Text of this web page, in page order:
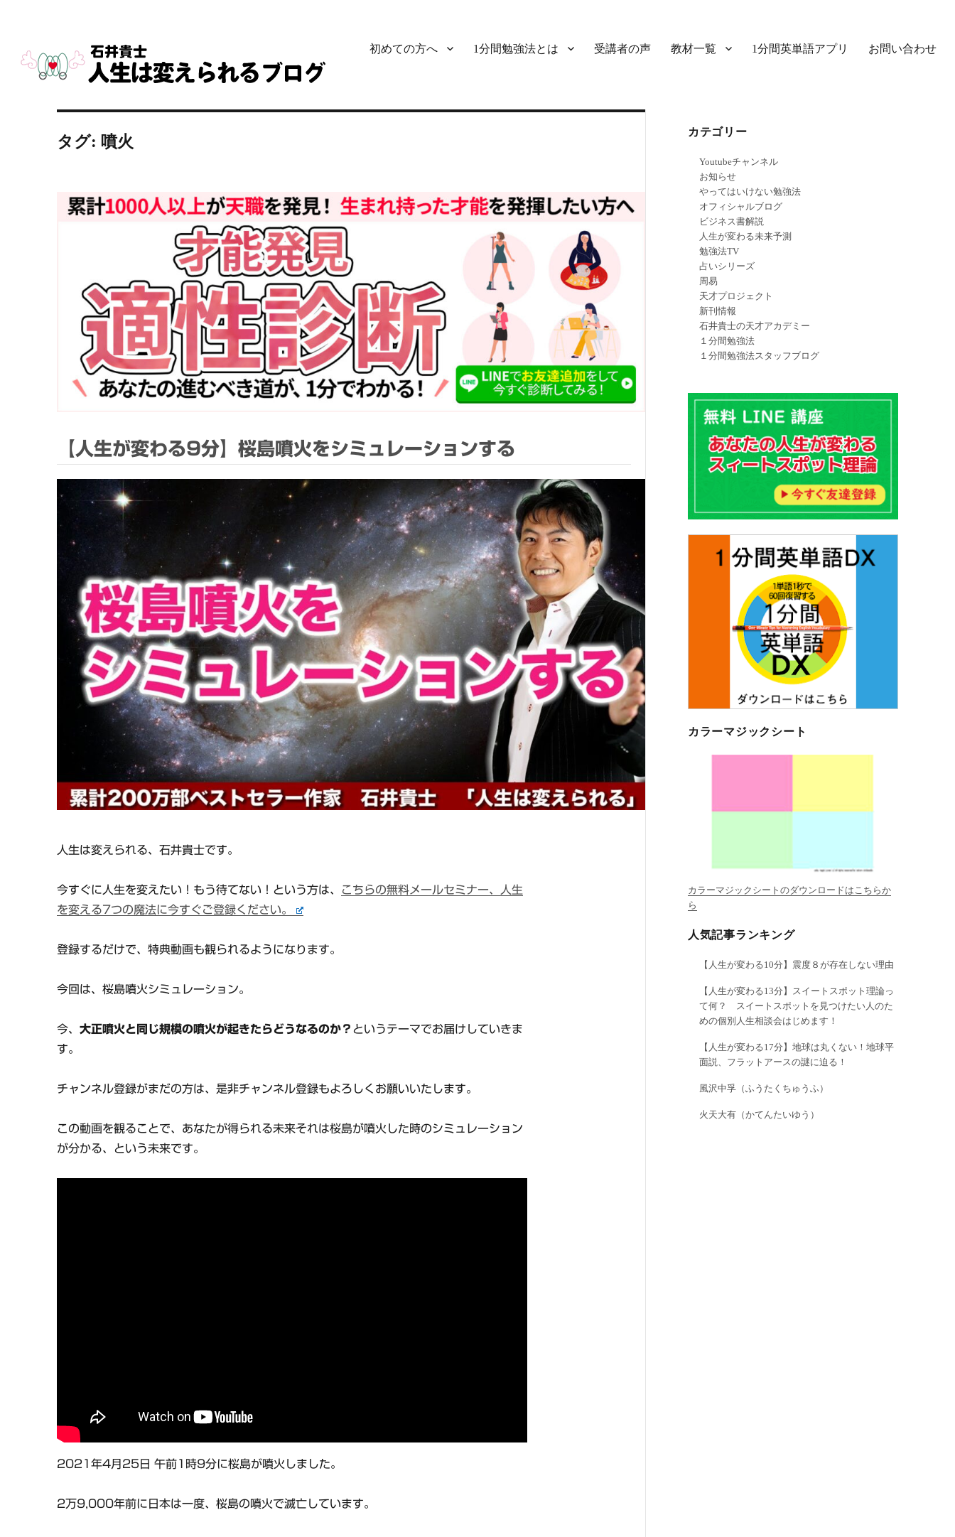
初めての方へ 1分間勉強法とは 受講者の声 教材一覧 1分間英単語アプリ お問い合わせ
タグ: 噴火
【人生が変わる9分】桜島噴火をシミュレーションする
人生は変えられる、石井貴士です。
今すぐに人生を変えたい！もう待てない！という方は、
こちらの無料メールセミナー、人生
を変える7つの魔法に今すぐご登録ください。
登録するだけで、特典動画も観られるようになります。
今回は、桜島噴火シミュレーション。
今、大正噴火と同じ規模の噴火が起きたらどうなるのか？ というテーマでお届けしていきま
す。
チャンネル登録がまだの方は、是非チャンネル登録もよろしくお願いいたします。
この動画を観ることで、あなたが得られる未来それは桜島が噴火した時のシミュレーション
が分かる、という未来です。
2021年4月25日 午前1時9分に桜島が噴火しました。
2万9,000年前に日本は一度、桜島の噴火で滅亡しています。
カテゴリー
Youtubeチャンネル
お知らせ
やってはいけない勉強法
オフィシャルブログ
ビジネス書解説
人生が変わる未来予測
勉強法TV
占いシリーズ
周易
天才プロジェクト
新刊情報
石井貴士の天才アカデミー
１分間勉強法
１分間勉強法スタッフブログ
カラーマジックシート
カラーマジックシートのダウンロードはこちらか
ら
人気記事ランキング
【人生が変わる10分】震度８が存在しない理由
【人生が変わる13分】スイートスポット理論っ
て何？ スイートスポットを見つけたい人のた
めの個別人生相談会はじめます！
【人生が変わる17分】地球は丸くない！地球平
面説、フラットアースの謎に迫る！
風沢中孚（ふうたくちゅうふ）
火天大有（かてんたいゆう）